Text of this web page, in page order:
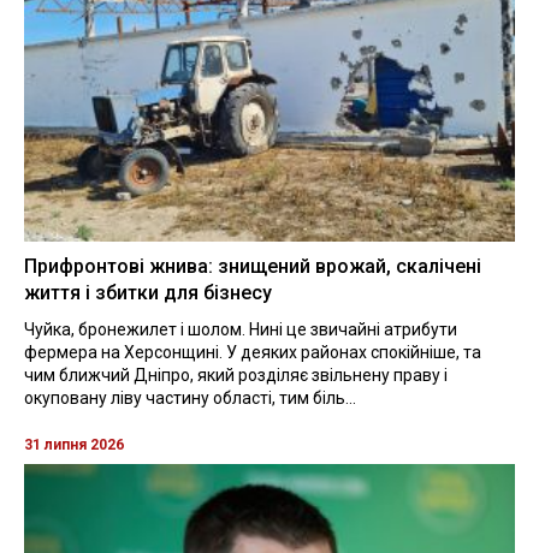
Прифронтові жнива: знищений врожай, скалічені
життя і збитки для бізнесу
Чуйка, бронежилет і шолом. Нині це звичайні атрибути
фермера на Херсонщині. У деяких районах спокійніше, та
чим ближчий Дніпро, який розділяє звільнену праву і
окуповану ліву частину області, тим біль...
31 липня 2026